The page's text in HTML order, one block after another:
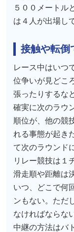
５００メートル
は４人が出場し
接触や転倒
レース中はいつ
位争いが見どこ
張ったりするな
確実に次のラウ
順位が、他の競
れる事態が起き
て次のラウンド
リレー競技は１
滑走順や距離は
いつ、どこで何
ンもない。ただ
なければならな
中継の方法はバ